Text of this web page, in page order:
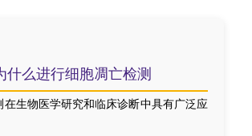
什么进行细胞凋亡检测
在生物医学研究和临床诊断中具有广泛应